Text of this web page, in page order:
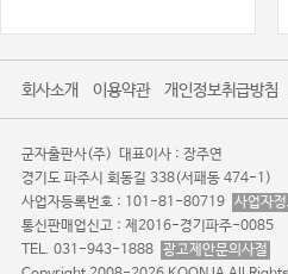
회사소개 이용약관 개인정보취급방침
군자출판사(주) 대표이사 : 장주연
경기도 파주시 회동길 338(서패동 474-1)
사업자등록번호 : 101-81-80719 사업자
통신판매업신고 : 제2016-경기파주-0085
TEL. 031-943-1888 광고제안문의사절